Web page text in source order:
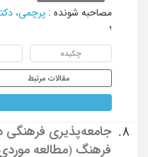
مصاحبه شونده : پرچمی،
؛
چکیده
مقالات مرتبط
8.
جامعه‌پذیری فرهنگی
فرهنگ (مطالعه